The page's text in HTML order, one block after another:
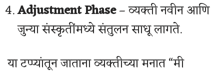
Adjustment Phase– व्यक्ती नवीन आणि
जुन्या संस्कृतींमध्ये संतुलन साधू लागते.
या टप्प्यांतून जाताना व्यक्तीच्या मनात “मी